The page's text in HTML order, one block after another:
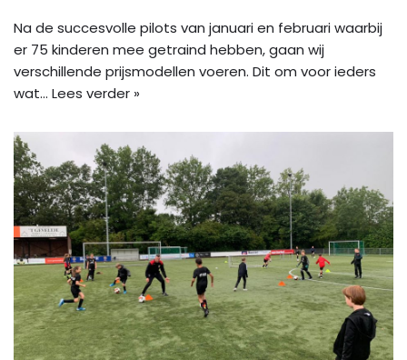
Na de succesvolle pilots van januari en februari waarbij
er 75 kinderen mee getraind hebben, gaan wij
verschillende prijsmodellen voeren. Dit om voor ieders
wat… Lees verder »